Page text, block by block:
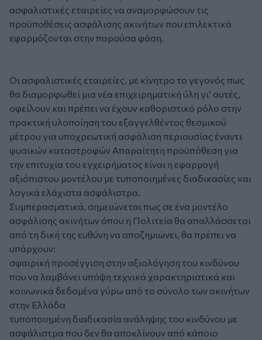
ασφαλιστικές εταιρείες να αναμορφώσουν τις
προϋποθέσεις ασφάλισης ακινήτων που επιλεκτικά
εφαρμόζονται στην παρούσα φάση.
Οι ασφαλιστικές εταιρείες, με κίνητρο το γεγονός πως
θα διαμορφωθεί μια νέα επιχειρηματική ύλη γι’ αυτές,
οφείλουν και πρέπει να έχουν καθοριστικό ρόλο στην
πρακτική υλοποίηση του εξαγγελθέντος θεσμικού
μέτρου για υποχρεωτική ασφάλιση περιουσίας έναντι
φυσικών καταστροφών Απαραίτητη προϋπόθεση για
την επιτυχία του εγχειρήματος είναι η εφαρμογή
αξιόπιστου μοντέλου με τυποποιημένες διαδικασίες και
λογικά ελάχιστα ασφάλιστρα.
Συμπερασματικά, σημειώνεται πως σε ένα μοντέλο
ασφάλισης ακινήτων όπου η Πολιτεία θα απαλλάσσεται
από τη δική της ευθύνη να αποζημιώνει, θα πρέπει να
υπάρχουν:
σφαιρική προσέγγιση στην αξιολόγηση του κινδύνου
που να λαμβάνει υπόψη τεχνικά χαρακτηριστικά και
κοινωνικά δεδομένα γύρω από το σύνολο των ακινήτων
στην Ελλάδα
τυποποιημένη διαδικασία ανάληψης του κινδύνου με
ασφάλιστρα που δεν θα αποκλίνουν από κάποιο